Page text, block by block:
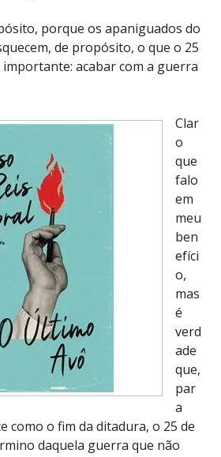
porque os apaniguados do
de propósito, o que o 25
acabar com a guerra
Clar
o
que
falo
em
meu
ben
efíci
o,
mas
é
verd
ade
que,
par
a
como o fim da ditadura, o 25 de
daquela guerra que não